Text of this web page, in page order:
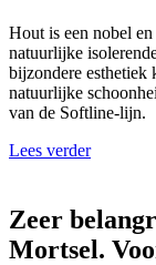
Hout is een nobel
natuurlijke
bijzondere esthetiek
natuurlijke
van de Softline-lijn.
Lees verder
Zeer
Mortsel.